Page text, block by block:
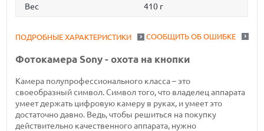
Вес 410 г
СООБЩИТЬ ОБ ОШИБКЕ
ПОДРОБНЫЕ ХАРАКТЕРИСТИКИ
Фотокамера Sony - охота на кнопки
Камера полупрофессионального класса – это
своеобразный символ. Символ того, что владелец аппарата
умеет держать цифровую камеру в руках, и умеет это
достаточно давно. Ведь, чтобы решиться на покупку
действительно качественного аппарата, нужно